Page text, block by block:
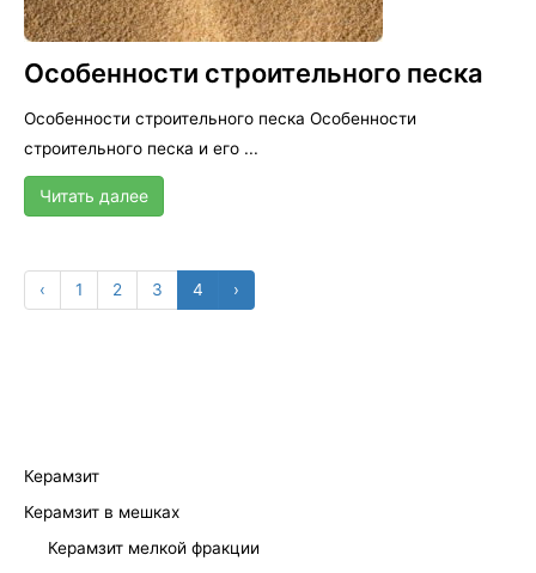
Особенности строительного песка
Особенности строительного песка Особенности
строительного песка и его ...
Читать далее
‹ 1 2 3 4 ›
Керамзит
Керамзит в мешках
Керамзит мелкой фракции